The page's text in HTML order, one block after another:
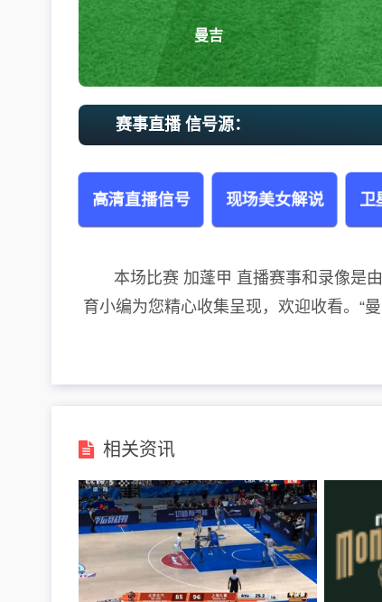
曼吉
赛事直播 信号源：
高清直播信号 现场美女解说 卫
本场比赛 加蓬甲 直播赛事和录像是
育小编为您精心收集呈现，欢迎收看。“
相关资讯